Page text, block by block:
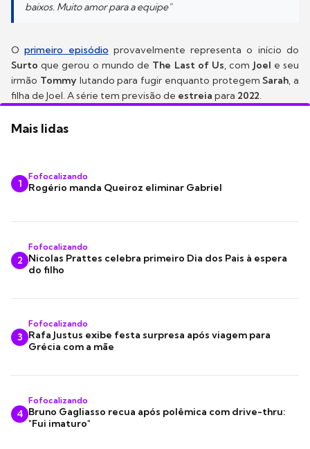
baixos. Muito amor para a equipe"
O primeiro episódio provavelmente representa o início do
Surtoque gerou o mundo de The Last of Us, com Joel e seu
irmão Tommy lutando para fugir enquanto protegemSarah, a
filha de Joel. A série tem previsão de estreia para 2022.
Mais lidas
1
Fofocalizando
Rogério manda Queiroz eliminar Gabriel
2
Fofocalizando
Nicolas Prattes celebra primeiro Dia dos Pais à espera
do filho
3
Fofocalizando
Rafa Justus exibe festa surpresa após viagem para
Grécia com a mãe
4
Fofocalizando
Bruno Gagliasso recua após polêmica com drive-thru:
"Fui imaturo"